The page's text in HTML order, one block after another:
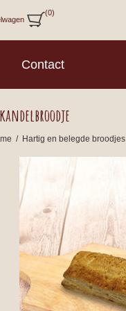
(0)
Contact
/ Hartig en belegde broodjes